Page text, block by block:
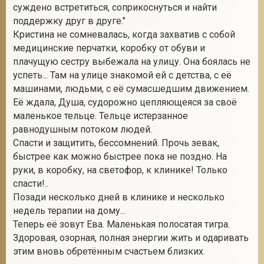
суждено встретиться, соприкоснуться и найти
поддержку друг в друге."
Кристина не сомневалась, когда захватив с собой
медицинские перчатки, коробку от обуви и
плачущую сестру выбежала на улицу. Она боялась не
успеть... Там на улице знакомой ей с детства, с её
машинами, людьми, с её сумасшедшим движением.
Её ждала, Душа, судорожно цепляющеяся за своё
маленькое тельце. Тельце истерзанное
равнодушным потоком людей.
Спасти и защитить, бессомнений. Прочь зевак,
быстрее как можно быстрее пока не поздно. На
руки, в коробку, на светофор, к клинике! Только
спасти!..
Позади несколько дней в клинике и несколько
недель терапии на дому...
Теперь её зовут Ева. Маленькая полосатая тигра.
Здоровая, озорная, полная энергии жить и одаривать
этим вновь обретённым счастьем близких.